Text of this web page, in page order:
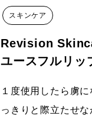
スキンケア
Revision
ユースフルリッ
１度使用したら虜
っきりと際立たせな